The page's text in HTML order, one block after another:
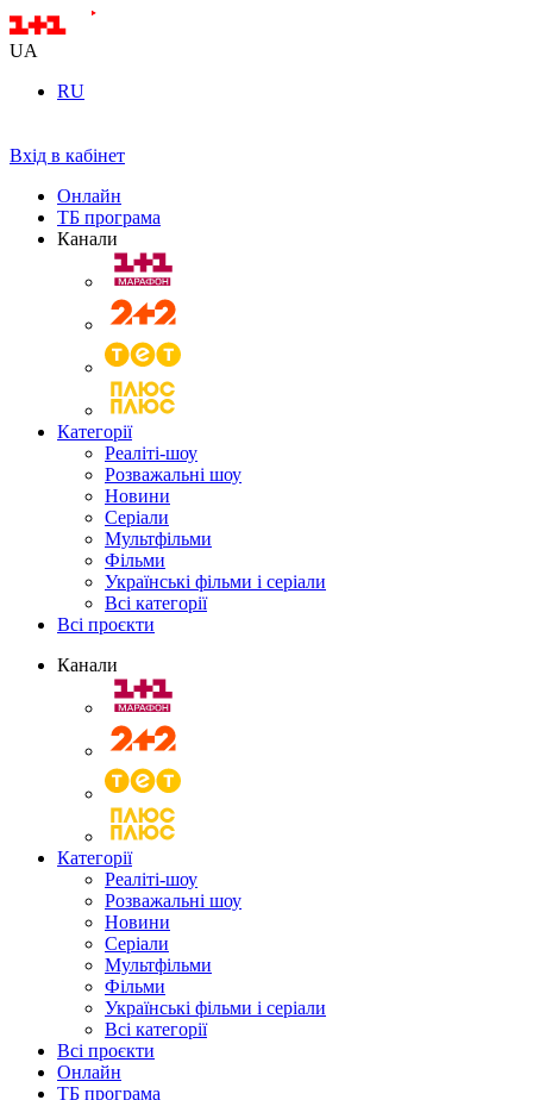
UA
RU
Вхід в кабінет
Онлайн
ТБ програма
Канали
Категорії
Реаліті-шоу
Розважальні шоу
Новини
Серіали
Мультфільми
Фільми
Українські фільми і серіали
Всі категорії
Всі проєкти
Канали
Категорії
Реаліті-шоу
Розважальні шоу
Новини
Серіали
Мультфільми
Фільми
Українські фільми і серіали
Всі категорії
Всі проєкти
Онлайн
ТБ програма